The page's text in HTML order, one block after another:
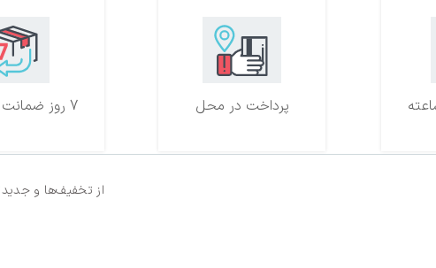
7 روز ضمانت بازگشت پرداخت در محل
از تخفیف‌ها و